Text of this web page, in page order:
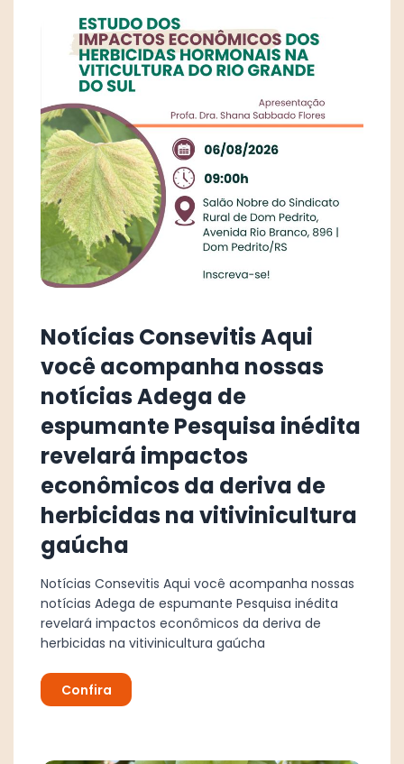
Notícias Consevitis Aqui
você acompanha nossas
notícias Adega de
espumante Pesquisa inédita
revelará impactos
econômicos da deriva de
herbicidas na vitivinicultura
gaúcha
Notícias Consevitis Aqui você acompanha nossas
notícias Adega de espumante Pesquisa inédita
revelará impactos econômicos da deriva de
herbicidas na vitivinicultura gaúcha
Confira